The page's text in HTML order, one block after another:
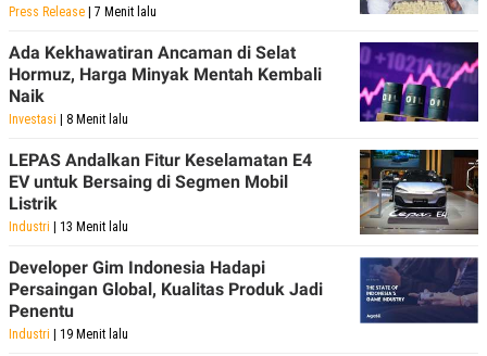
Press Release | 7 Menit lalu
Ada Kekhawatiran Ancaman di Selat
Hormuz, Harga Minyak Mentah Kembali
Naik
Investasi | 8 Menit lalu
LEPAS Andalkan Fitur Keselamatan E4
EV untuk Bersaing di Segmen Mobil
Listrik
Industri | 13 Menit lalu
Developer Gim Indonesia Hadapi
Persaingan Global, Kualitas Produk Jadi
Penentu
Industri | 19 Menit lalu